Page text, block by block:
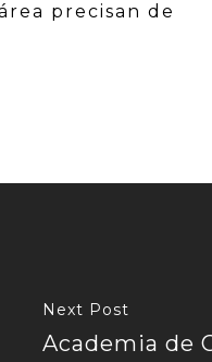
precisan de
Next Post
Academia de